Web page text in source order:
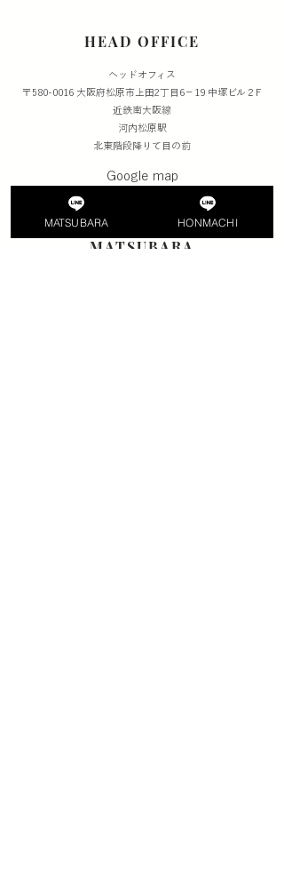
HEAD OFFICE
​ヘッドオフィス
〒580-0016 大阪府松原市上田2丁目6−19 中塚ビル２F
​近鉄南大阪線
河内松原駅
北東階段降りて目の前
Google map
MATSUBARA
MATSUBARA HONMACHI